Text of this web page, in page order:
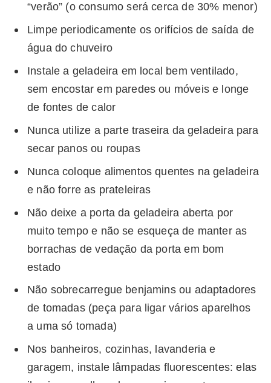
“verão” (o consumo será cerca de 30% menor)
Limpe periodicamente os orifícios de saída de
água do chuveiro
Instale a geladeira em local bem ventilado,
sem encostar em paredes ou móveis e longe
de fontes de calor
Nunca utilize a parte traseira da geladeira para
secar panos ou roupas
Nunca coloque alimentos quentes na geladeira
e não forre as prateleiras
Não deixe a porta da geladeira aberta por
muito tempo e não se esqueça de manter as
borrachas de vedação da porta em bom
estado
Não sobrecarregue benjamins ou adaptadores
de tomadas (peça para ligar vários aparelhos
a uma só tomada)
Nos banheiros, cozinhas, lavanderia e
garagem, instale lâmpadas fluorescentes: elas